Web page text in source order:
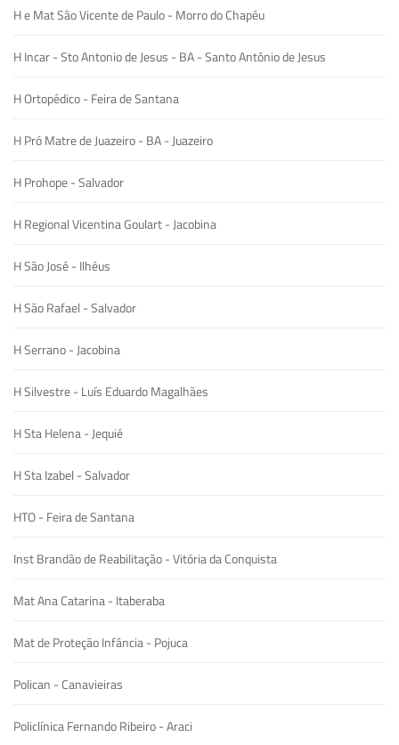
H e Mat São Vicente de Paulo - Morro do Chapéu
H Incar - Sto Antonio de Jesus - BA - Santo Antônio de Jesus
H Ortopédico - Feira de Santana
H Pró Matre de Juazeiro - BA - Juazeiro
H Prohope - Salvador
H Regional Vicentina Goulart - Jacobina
H São José - Ilhéus
H São Rafael - Salvador
H Serrano - Jacobina
H Silvestre - Luís Eduardo Magalhães
H Sta Helena - Jequié
H Sta Izabel - Salvador
HTO - Feira de Santana
Inst Brandão de Reabilitação - Vitória da Conquista
Mat Ana Catarina - Itaberaba
Mat de Proteção Infância - Pojuca
Polican - Canavieiras
Policlínica Fernando Ribeiro - Araci